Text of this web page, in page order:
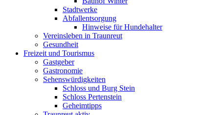
Stadtwerke
Abfallentsorgung
Hinweise für Hundehalter
Vereinsleben in Traunreut
Gesundheit
Freizeit und Tourismus
Gastgeber
Gastronomie
Sehenswürdigkeiten
Schloss und Burg Stein
Schloss Pertenstein
Geheimtipps